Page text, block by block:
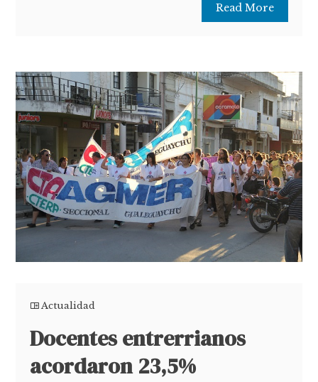
Read More
Actualidad
Docentes entrerrianos
acordaron 23,5%